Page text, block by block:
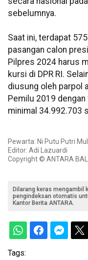
sebelumnya.
Saat ini, terdapat
pasangan calon
Pilpres 2024 harus
kursi di DPR RI.
diusung oleh parpol
Pemilu 2019
minimal 34.992.703
Pewarta: Ni Putu Putri
Editor: Adi Lazuardi
Copyright © ANTARA
Dilarang keras mengambil
pengindeksan otomatis
Kantor Berita ANTARA.
Tags: